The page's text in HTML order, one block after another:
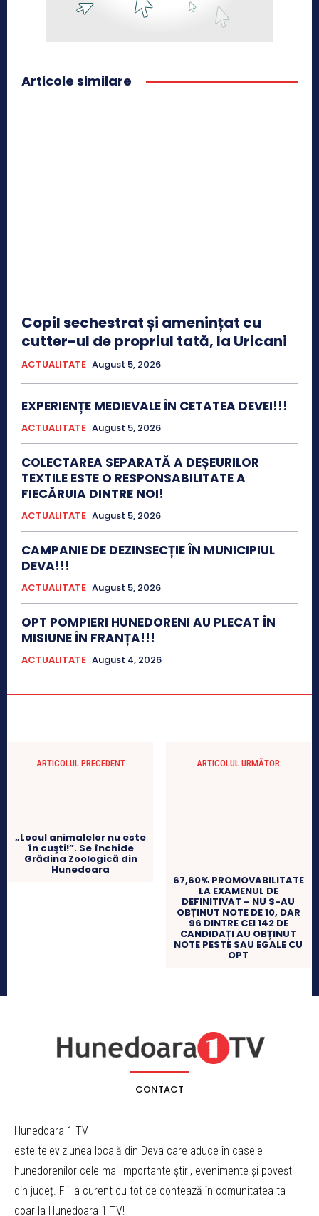
Articole similare
Copil sechestrat și amenințat cu
cutter-ul de propriul tată, la Uricani
ACTUALITATE August 5, 2026
EXPERIENȚE MEDIEVALE ÎN CETATEA DEVEI!!!
ACTUALITATE August 5, 2026
COLECTAREA SEPARATĂ A DEȘEURILOR
TEXTILE ESTE O RESPONSABILITATE A
FIECĂRUIA DINTRE NOI!
ACTUALITATE August 5, 2026
CAMPANIE DE DEZINSECȚIE ÎN MUNICIPIUL
DEVA!!!
ACTUALITATE August 5, 2026
OPT POMPIERI HUNEDORENI AU PLECAT ÎN
MISIUNE ÎN FRANȚA!!!
ACTUALITATE August 4, 2026
ARTICOLUL PRECEDENT
„Locul animalelor nu este
în cuşti!”. Se închide
Grădina Zoologică din
Hunedoara
ARTICOLUL URMĂTOR
67,60% PROMOVABILITATE
LA EXAMENUL DE
DEFINITIVAT – NU S-AU
OBȚINUT NOTE DE 10, DAR
96 DINTRE CEI 142 DE
CANDIDAȚI AU OBȚINUT
NOTE PESTE SAU EGALE CU
OPT
CONTACT
Hunedoara 1 TV
este televiziunea locală din Deva care aduce în casele
hunedorenilor cele mai importante știri, evenimente și povești
din județ. Fii la curent cu tot ce contează în comunitatea ta –
doar la Hunedoara 1 TV!